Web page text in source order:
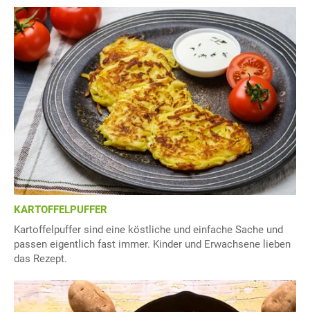
KARTOFFELPUFFER
Kartoffelpuffer sind eine köstliche und einfache Sache und
passen eigentlich fast immer. Kinder und Erwachsene lieben
das Rezept.